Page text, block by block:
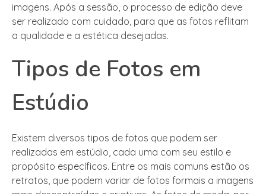
imagens. Após a sessão, o processo de edição deve
ser realizado com cuidado, para que as fotos reflitam
a qualidade e a estética desejadas.
Tipos de Fotos em
Estúdio
Existem diversos tipos de fotos que podem ser
realizadas em estúdio, cada uma com seu estilo e
propósito específicos. Entre os mais comuns estão os
retratos, que podem variar de fotos formais a imagens